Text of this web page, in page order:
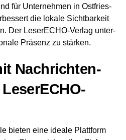
für Unter­neh­men in Ost­fries­
die loka­le Sicht­bar­keit
Der Lese­r­ECHO-Ver­lag unter­
Prä­senz zu stärken.
Nach­rich­ten­
bie­ten eine idea­le Platt­form